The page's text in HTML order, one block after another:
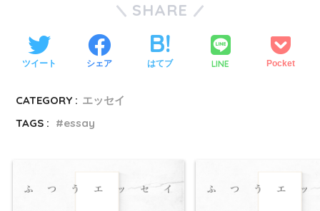
SHARE
ツイート シェア はてブ LINE Pocket
CATEGORY : エッセイ
TAGS :
essay